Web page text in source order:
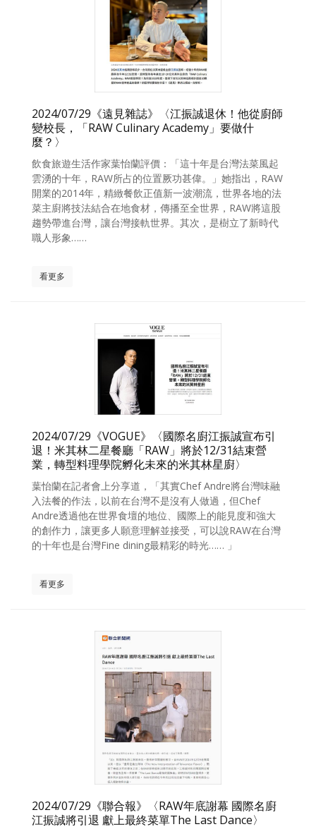
2024/07/29《遠見雜誌》〈江振誠退休！他從廚師
變校長，「RAW Culinary Academy」要做什
麼？〉
飲食旅遊生活作家葉怡蘭評價：「這十年是台灣法菜風起
雲湧的十年，RAW所占的位置厥功甚偉。」她指出，RAW
開業的2014年，精緻餐飲正值新一波潮流，世界各地的法
菜主廚將技法結合在地食材，傳播至全世界，RAW將這股
趨勢帶進台灣，讓台灣接軌世界。其次，是樹立了新時代
職人形象……
看更多
2024/07/29《VOGUE》〈國際名廚江振誠宣布引
退！米其林二星餐廳「RAW」將於12/31結束營
業，轉型料理學院孵化未來的米其林星廚〉
葉怡蘭在記者會上分享道，「其實Chef Andre將台灣味融
入法餐的作法，以前在台灣不是沒有人做過，但Chef
Andre透過他在世界食壇的地位、國際上的能見度和強大
的創作力，讓更多人願意理解並接受，可以說RAW在台灣
的十年也是台灣Fine dining最精彩的時光…… 」
看更多
2024/07/29《聯合報》〈RAW年底謝幕 國際名廚
江振誠將引退 獻上最終菜單The Last Dance〉